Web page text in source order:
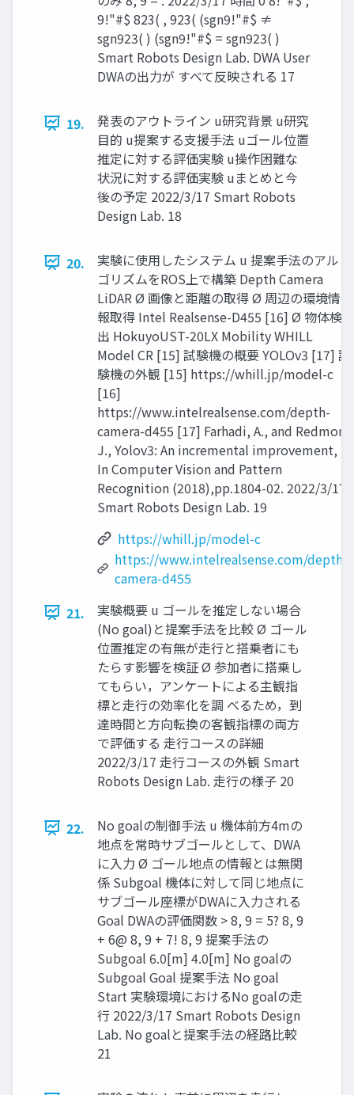
9!"#$ 823( , 923( (sgn9!"#$ ≠
sgn923( ) (sgn9!"#$ = sgn923( )
Smart Robots Design Lab. DWA User
DWAの出⼒が すべて反映される 17
19.
発表のアウトライン u研究背景 u研究
⽬的 u提案する⽀援⼿法 uゴール位置
推定に対する評価実験 u操作困難な
状況に対する評価実験 uまとめと今
後の予定 2022/3/17 Smart Robots
Design Lab. 18
20.
実験に使⽤したシステム u 提案⼿法のアル
ゴリズムをROS上で構築 Depth Camera
LiDAR Ø 画像と距離の取得 Ø 周辺の環境情
報取得 Intel Realsense-D455 [16] Ø 物体検
出 HokuyoUST-20LX Mobility WHILL
Model CR [15] 試験機の概要 YOLOv3 [17] 試
験機の外観 [15] https://whill.jp/model-c
[16]
https://www.intelrealsense.com/depth-
camera-d455 [17] Farhadi, A., and Redmon,
J., Yolov3: An incremental improvement,
In Computer Vision and Pattern
Recognition (2018),pp.1804-02. 2022/3/17
Smart Robots Design Lab. 19
https://whill.jp/model-c
https://www.intelrealsense.com/depth-
camera-d455
21.
実験概要 u ゴールを推定しない場合
(No goal)と提案⼿法を⽐較 Ø ゴール
位置推定の有無が⾛⾏と搭乗者にも
たらす影響を検証 Ø 参加者に搭乗し
てもらい，アンケートによる主観指
標と⾛⾏の効率化を調 べるため，到
達時間と⽅向転換の客観指標の両⽅
で評価する ⾛⾏コースの詳細
2022/3/17 ⾛⾏コースの外観 Smart
Robots Design Lab. ⾛⾏の様⼦ 20
22.
No goalの制御⼿法 u 機体前⽅4mの
地点を常時サブゴールとして、DWA
に⼊⼒ Ø ゴール地点の情報とは無関
係 Subgoal 機体に対して同じ地点に
サブゴール座標がDWAに⼊⼒される
Goal DWAの評価関数 > 8, 9 = 5? 8, 9
+ 6@ 8, 9 + 7! 8, 9 提案手法の
Subgoal 6.0[m] 4.0[m] No goalの
Subgoal Goal 提案⼿法 No goal
Start 実験環境におけるNo goalの⾛
⾏ 2022/3/17 Smart Robots Design
Lab. No goalと提案⼿法の経路⽐較
21